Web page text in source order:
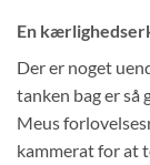
En
Der er noget
tanken bag er så
Meus
kammerat for at